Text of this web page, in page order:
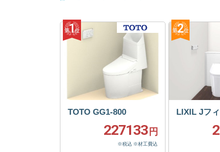
TOTO GG1-800
227133 円
※税込 ※材工費込
LIXIL Jフ